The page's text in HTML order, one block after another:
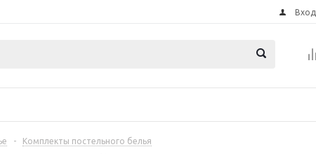
Вход
- Комплекты постельного белья